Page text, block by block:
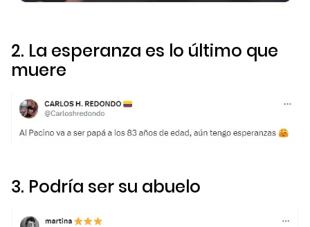
2. La esperanza es lo último que
muere
3. Podría ser su abuelo